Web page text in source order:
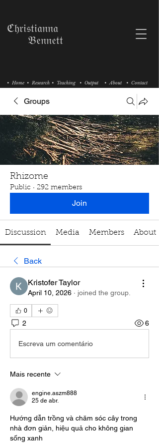
• Research • Teaching
• Home • Output • About • Contact
ℭ𝔥𝔯𝔦𝔰𝔱𝔦𝔞𝔫𝔫𝔞
𝔅𝔢𝔫𝔫𝔢𝔱𝔱
Groups
Rhizome
Public · 292 members
Join
Discussion Media Members About
Back
Kristofer Taylor
April 10, 2026 · joined the group.
0
2 6
Escreva um comentário
Mais recente
engine.aszm888
25 de abr.
Hướng dẫn trồng và chăm sóc cây trong
nhà đơn giản, hiệu quả cho không gian
sống xanh